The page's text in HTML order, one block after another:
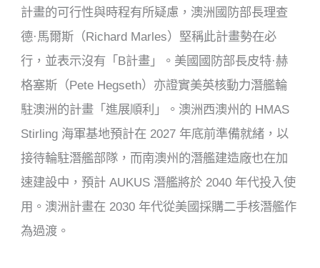
計畫的可行性與時程有所疑慮，澳洲國防部長理查
德·馬爾斯（Richard Marles）堅稱此計畫勢在必
行，並表示沒有「B計畫」。美國國防部長皮特·赫
格塞斯（Pete Hegseth）亦證實美英核動力潛艦輪
駐澳洲的計畫「進展順利」。澳洲西澳州的 HMAS
Stirling 海軍基地預計在 2027 年底前準備就緒，以
接待輪駐潛艦部隊，而南澳州的潛艦建造廠也在加
速建設中，預計 AUKUS 潛艦將於 2040 年代投入使
用。澳洲計畫在 2030 年代從美國採購二手核潛艦作
為過渡。